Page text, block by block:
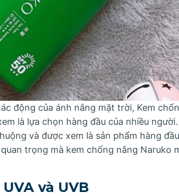
động của ánh nắng mặt trời, Kem
là lựa chọn hàng đầu của nhiều
và được xem là sản phẩm hàng
trọng mà kem chống nắng Naruko
và UVB